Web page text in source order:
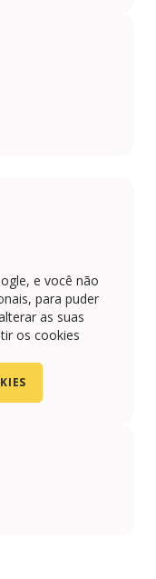
e você não
para puder
as suas
os cookies